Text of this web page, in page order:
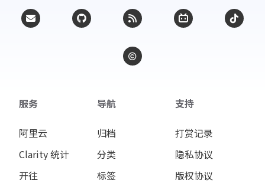
服务
阿里云
Clarity 统计
开往
导航
归档
分类
标签
支持
打赏记录
隐私协议
版权协议